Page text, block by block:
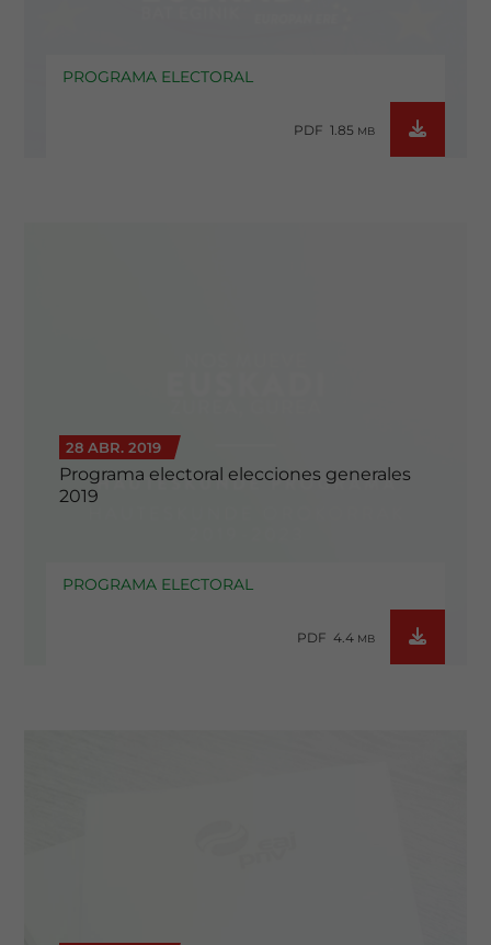
PROGRAMA ELECTORAL
PDF 1.85 MB
28 ABR. 2019
Programa electoral elecciones generales
2019
PROGRAMA ELECTORAL
PDF 4.4 MB